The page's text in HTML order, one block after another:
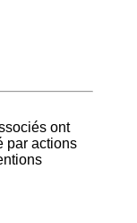
ont
par actions